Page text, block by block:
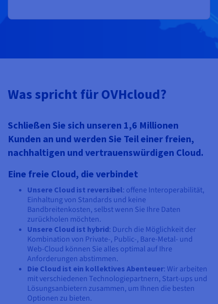
Was spricht für OVHcloud?
Schließen Sie sich unseren 1,6 Millionen
Kunden an und werden Sie Teil einer freien,
nachhaltigen und vertrauenswürdigen Cloud.
Eine freie Cloud, die verbindet
Unsere Cloud ist reversibel: offene Interoperabilität,
Einhaltung von Standards und keine
Bandbreitenkosten, selbst wenn Sie Ihre Daten
zurückholen möchten.
Unsere Cloud ist hybrid: Durch die Möglichkeit der
Kombination von Private-, Public-, Bare-Metal- und
Web-Cloud können Sie alles optimal auf Ihre
Anforderungen abstimmen.
Die Cloud ist ein kollektives Abenteuer: Wir arbeiten
mit verschiedenen Technologiepartnern, Start-ups und
Lösungsanbietern zusammen, um Ihnen die besten
Optionen zu bieten.